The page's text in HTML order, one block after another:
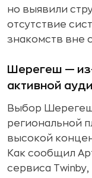
но выявили
отсутствие
знакомств вне
Шерегеш —
активной
Выбор
региональной
высокой
Как сообщил
сервиса